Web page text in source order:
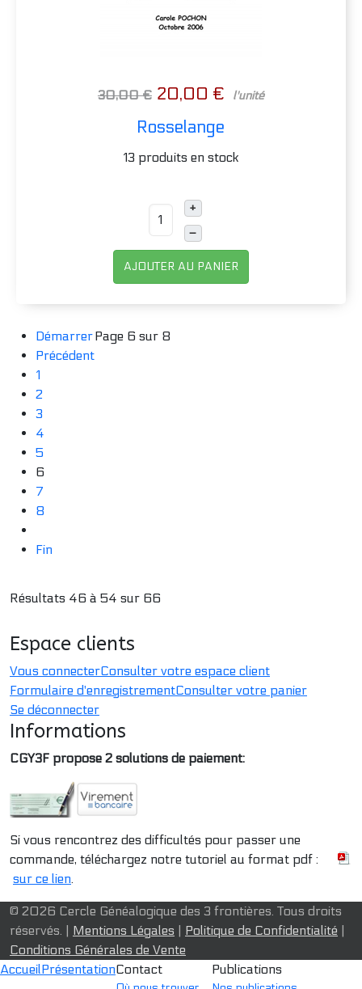
30,00 € 20,00 € l'unité
Rosselange
13 produits en stock
+
–
AJOUTER AU PANIER
Démarrer
Précédent
1
2
3
4
5
6
7
8
Fin
Page 6 sur 8
Résultats 46 à 54 sur 66
Espace clients
Vous connecterConsulter votre espace client
Formulaire d'enregistrementConsulter votre panier
Se déconnecter
Informations
CGY3F propose 2 solutions de paiement:
Si vous rencontrez des difficultés pour passer une
commande, téléchargez notre tutoriel au format pdf :
sur ce lien.
© 2026 Cercle Généalogique des 3 frontières. Tous droits
réservés. | Mentions Légales | Politique de Confidentialité |
Conditions Générales de Vente
AccueilPrésentationContact Publications